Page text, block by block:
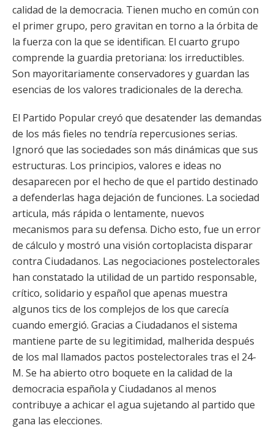
calidad de la democracia. Tienen mucho en común con
el primer grupo, pero gravitan en torno a la órbita de
la fuerza con la que se identifican. El cuarto grupo
comprende la guardia pretoriana: los irreductibles.
Son mayoritariamente conservadores y guardan las
esencias de los valores tradicionales de la derecha.
El Partido Popular creyó que desatender las demandas
de los más fieles no tendría repercusiones serias.
Ignoró que las sociedades son más dinámicas que sus
estructuras. Los principios, valores e ideas no
desaparecen por el hecho de que el partido destinado
a defenderlas haga dejación de funciones. La sociedad
articula, más rápida o lentamente, nuevos
mecanismos para su defensa. Dicho esto, fue un error
de cálculo y mostró una visión cortoplacista disparar
contra Ciudadanos. Las negociaciones postelectorales
han constatado la utilidad de un partido responsable,
crítico, solidario y español que apenas muestra
algunos tics de los complejos de los que carecía
cuando emergió. Gracias a Ciudadanos el sistema
mantiene parte de su legitimidad, malherida después
de los mal llamados pactos postelectorales tras el 24-
M. Se ha abierto otro boquete en la calidad de la
democracia española y Ciudadanos al menos
contribuye a achicar el agua sujetando al partido que
gana las elecciones.